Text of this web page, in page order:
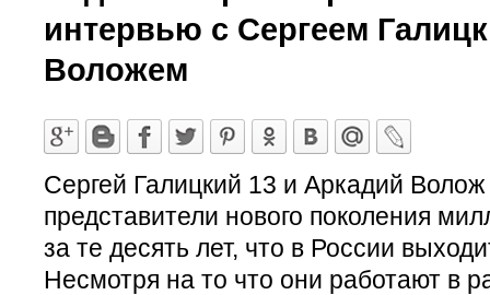
интервью с Сергеем
Воложем
Сергей Галицкий 13 и Аркадий
представители нового поколения
за те десять лет, что в России
Несмотря на то что они работают в